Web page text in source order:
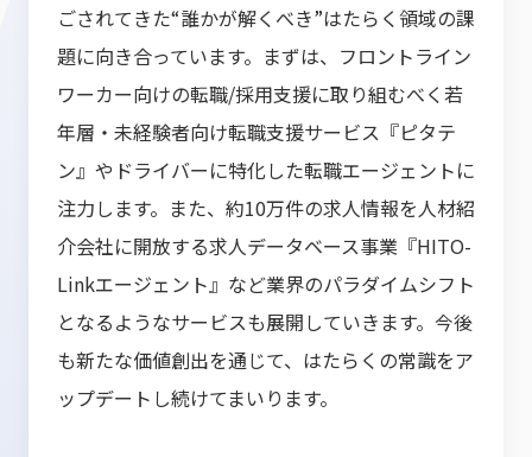
ごされてきた“誰かが解くべき”はたらく領域の課
題に向き合っています。まずは、フロントライン
ワーカー向けの転職/採用支援に取り組むべく若
年層・未経験者向け転職支援サービス『ピタテ
ン』やドライバーに特化した転職エージェントに
注力します。また、約10万件の求人情報を人材紹
介会社に開放する求人データベース事業『HITO-
Linkエージェント』など業界のパラダイムシフト
となるようなサービスも展開していきます。今後
も新たな価値創出を通じて、はたらくの常識をア
ップデートし続けてまいります。